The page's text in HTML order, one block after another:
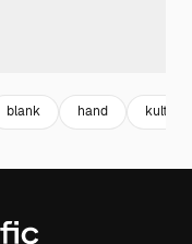
blank hand kultur